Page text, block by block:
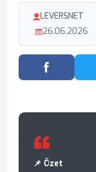
LEVERSNET
26.06.2026
📌 Özet